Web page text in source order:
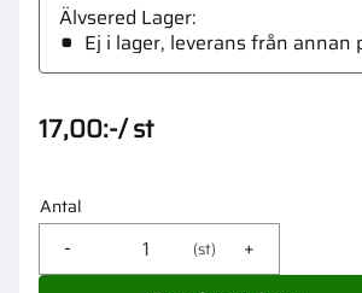
17,00:-/st
Antal
st +
-
Älvsered Lager
Ej i lager, leverans från annan